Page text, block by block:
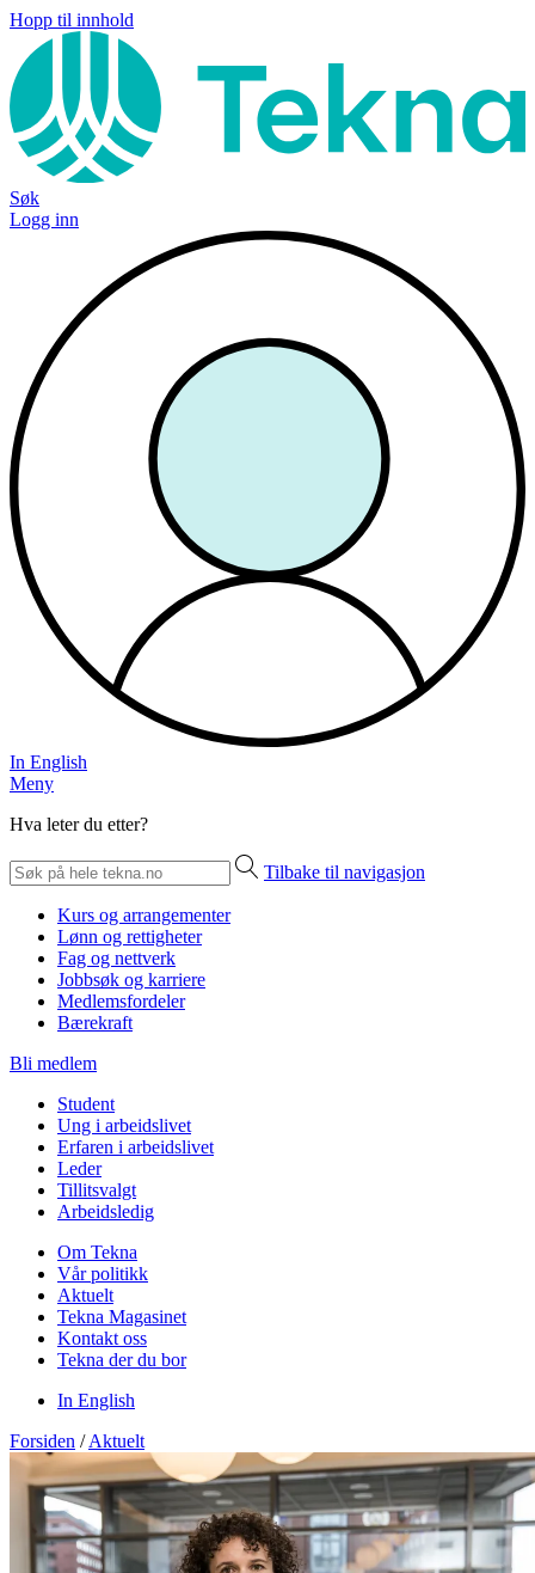
Hopp til innhold
Søk
Logg inn
In English
Meny
Hva leter du etter?
Tilbake til navigasjon
Kurs og arrangementer
Lønn og rettigheter
Fag og nettverk
Jobbsøk og karriere
Medlemsfordeler
Bærekraft
Bli medlem
Student
Ung i arbeidslivet
Erfaren i arbeidslivet
Leder
Tillitsvalgt
Arbeidsledig
Om Tekna
Vår politikk
Aktuelt
Tekna Magasinet
Kontakt oss
Tekna der du bor
In English
Forsiden / Aktuelt